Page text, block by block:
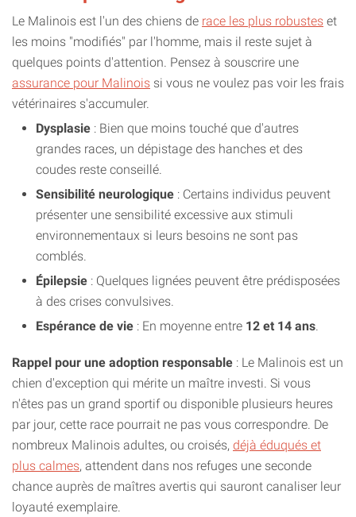
Le Malinois est l'un des chiens de race les plus robustes et
les moins "modifiés" par l'homme, mais il reste sujet à
quelques points d'attention. Pensez à souscrire une
assurance pour Malinois si vous ne voulez pas voir les frais
vétérinaires s'accumuler.
Dysplasie : Bien que moins touché que d'autres
grandes races, un dépistage des hanches et des
coudes reste conseillé.
Sensibilité neurologique : Certains individus peuvent
présenter une sensibilité excessive aux stimuli
environnementaux si leurs besoins ne sont pas
comblés.
Épilepsie : Quelques lignées peuvent être prédisposées
à des crises convulsives.
Espérance de vie : En moyenne entre 12 et 14 ans
Rappel pour une adoption responsable : Le Malinois est un
chien d'exception qui mérite un maître investi. Si vous
n'êtes pas un grand sportif ou disponible plusieurs heures
par jour, cette race pourrait ne pas vous correspondre. De
nombreux Malinois adultes, ou croisés, déjà éduqués et
plus calmes, attendent dans nos refuges une seconde
chance auprès de maîtres avertis qui sauront canaliser leur
loyauté exemplaire.